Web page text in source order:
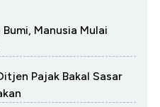
Manusia Mulai
Pajak Bakal Sasar